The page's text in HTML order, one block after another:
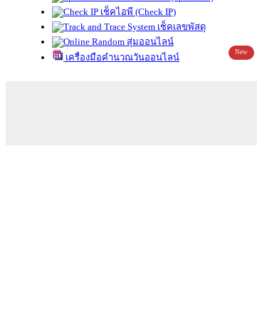
เช็คไอพี (Check IP)
เช็คเลขพัสดุ
สุ่มออนไลน์
เครื่องมือคำนวณวันออนไลน์
New